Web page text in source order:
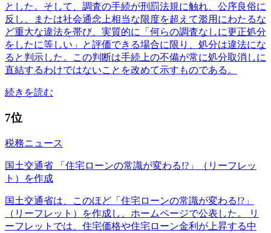
とした。そして、調査の手続が刑罰法規に触れ、公序良俗に
反し、または社会通念上相当な限度を超えて濫用にわたるな
ど重大な違法を帯び、実質的に「何らの調査なしに更正処分
をしたに等しい」と評価できる場合に限り、処分は違法にな
ると判示した。この判断は手続上の不備が常に処分取消しに
直結するわけではないことを改めて示すものである。
続きを読む
7位
税務ニュース
国土交通省 「住宅ローンの常識が変わる!?」（リーフレッ
ト）を作成
国土交通省は、このほど「住宅ローンの常識が変わる!?」
（リーフレット）を作成し、ホームページで公表した。 リ
ーフレットでは、住宅価格や住宅ローン金利が上昇する中